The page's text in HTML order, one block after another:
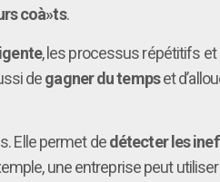
coà»ts.
, les processus répétitifs
degagner du tempset
Elle permet dedétecter les
une entreprise peut utiliser